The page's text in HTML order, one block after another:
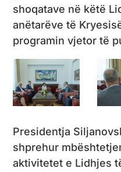
shoqatave në këtë
anëtarëve të
programin vjetor të
Presidentja
shprehur
aktivitetet e Lidhjes